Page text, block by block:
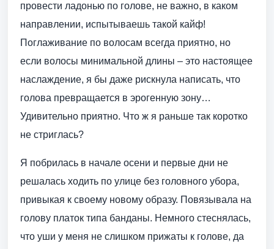
провести ладонью по голове, не важно, в каком
направлении, испытываешь такой кайф!
Поглаживание по волосам всегда приятно, но
если волосы минимальной длины – это настоящее
наслаждение, я бы даже рискнула написать, что
голова превращается в эрогенную зону…
Удивительно приятно. Что ж я раньше так коротко
не стриглась?
Я побрилась в начале осени и первые дни не
решалась ходить по улице без головного убора,
привыкая к своему новому образу. Повязывала на
голову платок типа банданы. Немного стеснялась,
что уши у меня не слишком прижаты к голове, да